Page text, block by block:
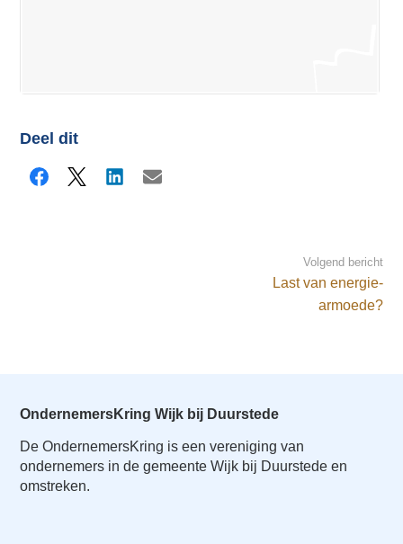
Deel dit
Facebook
X LinkedInE-mail
Volgend bericht
Last van energie-
armoede?
OndernemersKring Wijk bij Duurstede
De OndernemersKring is een vereniging van
ondernemers in de gemeente Wijk bij Duurstede en
omstreken.